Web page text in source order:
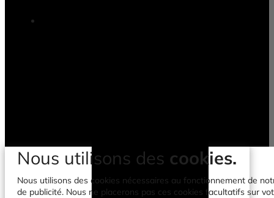
Nous utilisons des cookies.
Nous utilisons des cookies nécessaires au fonctionnement de
de publicité. Nous ne placerons pas ces cookies facultatifs sur